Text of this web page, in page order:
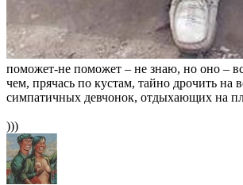
поможет-не поможет – не знаю, но оно –
чем, прячась по кустам, тайно дрочить на
симпатичных девчонок, отдыхающих на
)))